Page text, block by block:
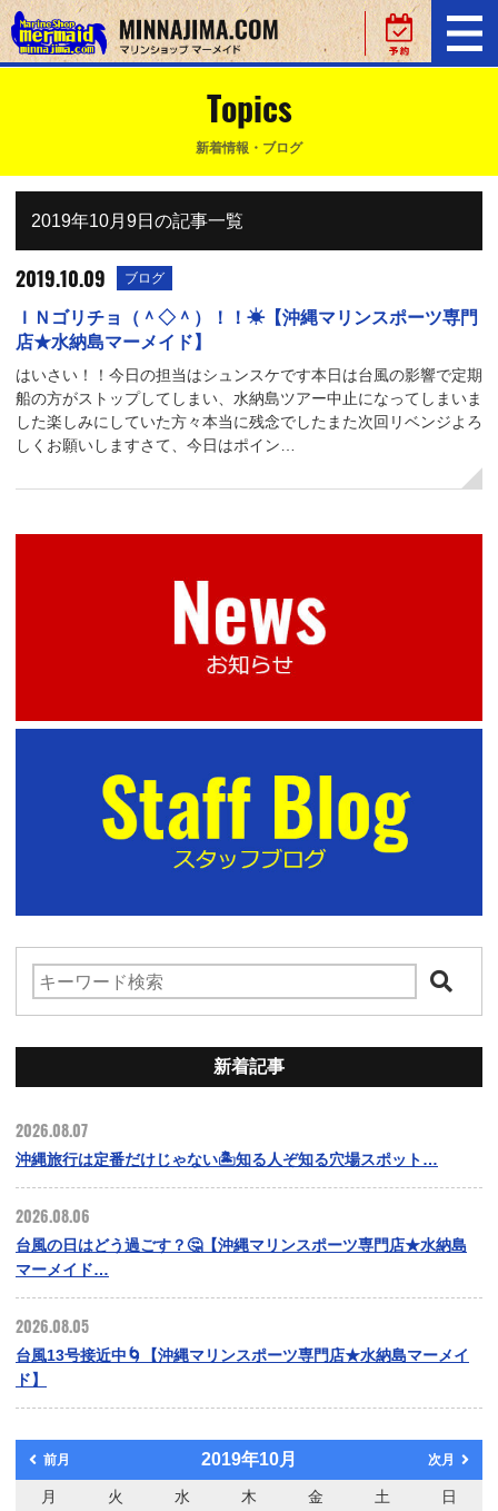
Topics
新着情報・ブログ
2019年10月9日の記事一覧
2019.10.09 ブログ
ＩＮゴリチョ（＾◇＾）！！☀【沖縄マリンスポーツ専門
店★水納島マーメイド】
はいさい！！今日の担当はシュンスケです本日は台風の影響で定期
船の方がストップしてしまい、水納島ツアー中止になってしまいま
した楽しみにしていた方々本当に残念でしたまた次回リベンジよろ
しくお願いしますさて、今日はポイン…
新着記事
2026.08.07
沖縄旅行は定番だけじゃない🏝️知る人ぞ知る穴場スポット…
2026.08.06
台風の日はどう過ごす？🤔【沖縄マリンスポーツ専門店★水納島
マーメイド…
2026.08.05
台風13号接近中🌀【沖縄マリンスポーツ専門店★水納島マーメイ
ド】
前月 2019年10月 次月
月 火 水 木 金 土
日